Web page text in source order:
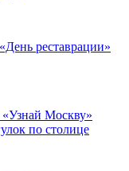
реставрации»
Москву»
по столице